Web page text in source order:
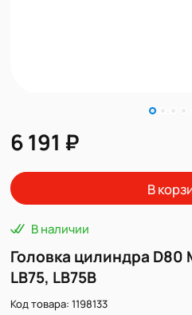
6 191 ₽
В
В наличии
Головка цилиндра D80
LB75, LB75В
Код товара: 1198133